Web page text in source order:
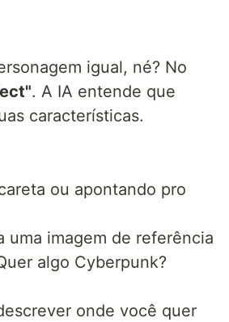
igual, né? No
. A IA entende que
características.
ou apontando pro
uma imagem de referência
algo Cyberpunk?
onde você quer